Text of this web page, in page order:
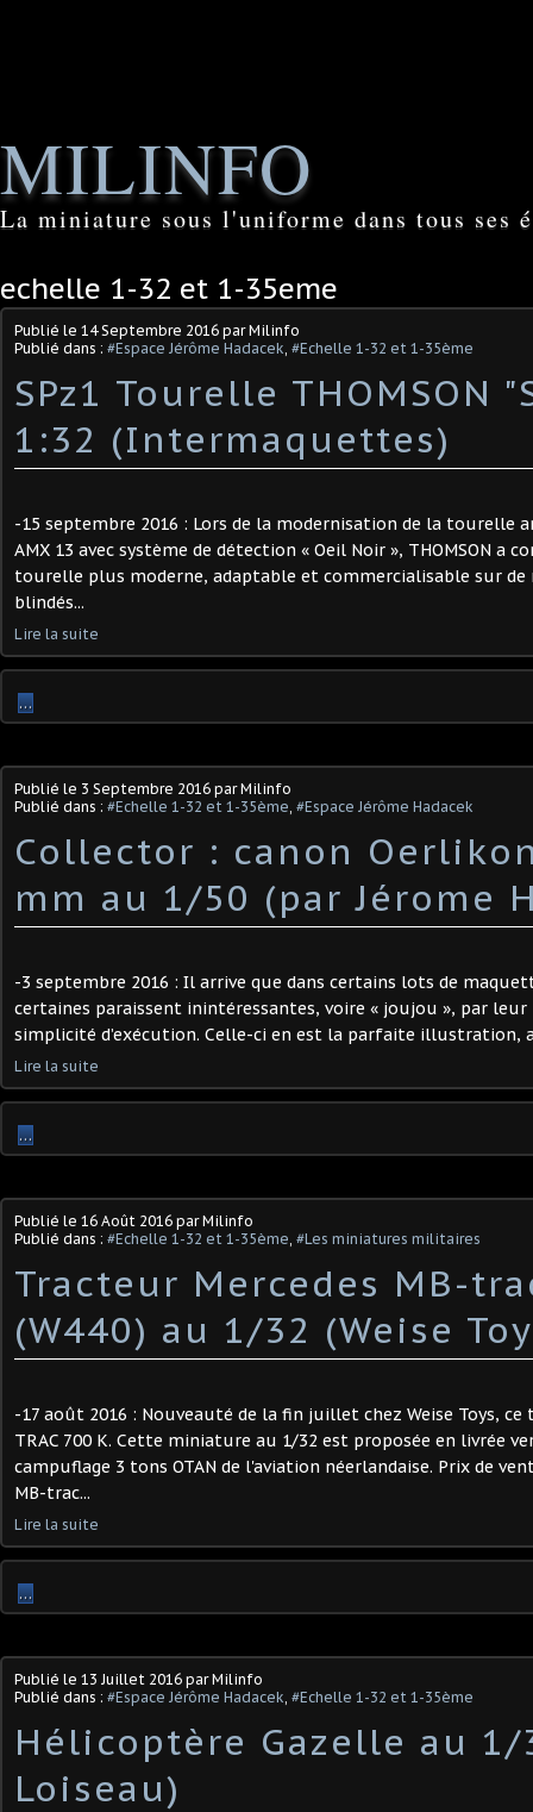
MILINFO
La miniature sous l'uniforme dans tous ses
echelle 1-32 et 1-35eme
Publié le 14 Septembre 2016 par Milinfo
Publié dans : #Espace Jérôme Hadacek, #Echelle 1-32 et 1-35ème
SPz1 Tourelle THOMSON
1:32 (Intermaquettes)
-15 septembre 2016 : Lors de la modernisation de la tourelle
AMX 13 avec système de détection « Oeil Noir », THOMSON a
tourelle plus moderne, adaptable et commercialisable sur de
blindés...
Lire la suite
…
Publié le 3 Septembre 2016 par Milinfo
Publié dans : #Echelle 1-32 et 1-35ème, #Espace Jérôme Hadacek
Collector : canon
mm au 1/50 (par Jérome
-3 septembre 2016 : Il arrive que dans certains lots de
certaines paraissent inintéressantes, voire « joujou », par
simplicité d’exécution. Celle-ci en est la parfaite illustration,
Lire la suite
…
Publié le 16 Août 2016 par Milinfo
Publié dans : #Echelle 1-32 et 1-35ème, #Les miniatures militaires
Tracteur Mercedes MB-
(W440) au 1/32 (Weise
-17 août 2016 : Nouveauté de la fin juillet chez Weise Toys, ce
TRAC 700 K. Cette miniature au 1/32 est proposée en livrée
campuflage 3 tons OTAN de l'aviation néerlandaise. Prix de
MB-trac...
Lire la suite
…
Publié le 13 Juillet 2016 par Milinfo
Publié dans : #Espace Jérôme Hadacek, #Echelle 1-32 et 1-35ème
Hélicoptère Gazelle au
Loiseau)